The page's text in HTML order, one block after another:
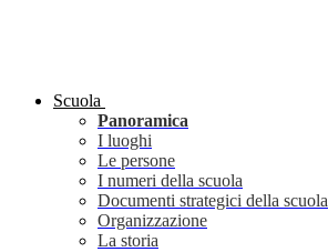
Scuola
Panoramica
I luoghi
Le persone
I numeri della scuola
Documenti strategici della scuola
Organizzazione
La storia